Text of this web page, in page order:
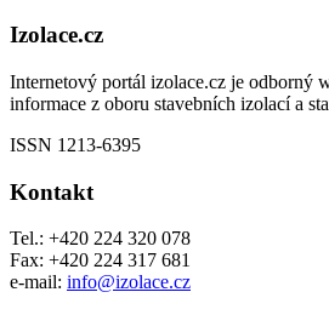
Izolace.cz
Internetový portál izolace.cz je odborný
informace z oboru stavebních izolací a
ISSN 1213-6395
Kontakt
Tel.: +420 224 320 078
Fax: +420 224 317 681
e-mail: info@izolace.cz